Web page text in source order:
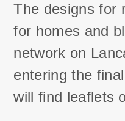
The designs for
for homes and
network on
entering the
will find leaflets